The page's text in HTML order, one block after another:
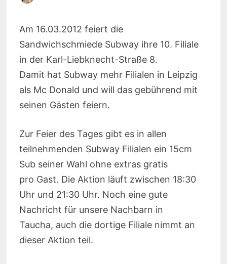
Am 16.03.2012 feiert die
Sandwichschmiede Subway ihre 10. Filiale
in der Karl-Liebknecht-Straße 8.
Damit hat Subway mehr Filialen in Leipzig
als Mc Donald und will das gebührend mit
seinen Gästen feiern.
Zur Feier des Tages gibt es in allen
teilnehmenden Subway Filialen ein 15cm
Sub seiner Wahl ohne extras gratis
pro Gast. Die Aktion läuft zwischen 18:30
Uhr und 21:30 Uhr. Noch eine gute
Nachricht für unsere Nachbarn in
Taucha, auch die dortige Filiale nimmt an
dieser Aktion teil.